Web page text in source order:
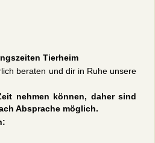
Tierheim
beraten und dir in Ruhe unsere
nehmen können, daher sind
Absprache möglich.